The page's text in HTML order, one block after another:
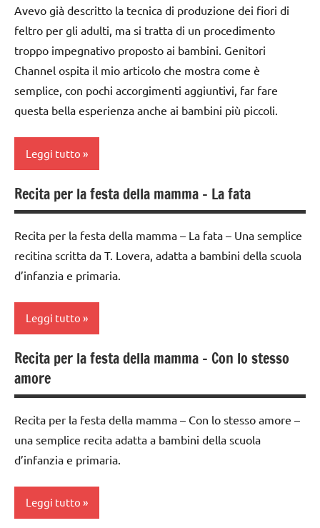
ARTICOLI
da 0
a 3
dai
anni
LAVORETTI
raccolte
di links
a tema
STAGIONI
TUTORIAL
PER ETA'
TUTTI GLI
Avevo già descritto la tecnica di produzione dei fiori di
feltro per gli adulti, ma si tratta di un procedimento
troppo impegnativo proposto ai bambini. Genitori
Channel ospita il mio articolo che mostra come è
semplice, con pochi accorgimenti aggiuntivi, far fare
questa bella esperienza anche ai bambini più piccoli.
Leggi tutto
classi
1a-5a
dai
3 ai
6
Festa
della
mamma
FESTE
DELL'ANNO
GUIDA
DIDATTICA
WALDORF
lana
cardata
e feltro
Recita per la festa della mamma – La fata
Recita per la festa della mamma – La fata – Una semplice
recitina scritta da T. Lovera, adatta a bambini della scuola
d’infanzia e primaria.
Leggi tutto
classe
1a
2a
della
mamma
FESTE
Recita per la festa della mamma – Con lo stesso
amore
Recita per la festa della mamma – Con lo stesso amore –
una semplice recita adatta a bambini della scuola
d’infanzia e primaria.
Leggi tutto